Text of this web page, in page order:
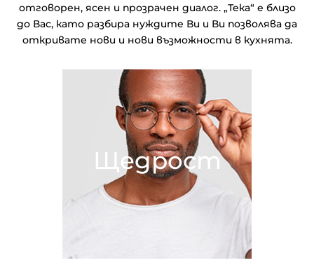
отговорен, ясен и прозрачен диалог. „Тека“ е близо
до Вас, като разбира нуждите Ви и Ви позволява да
откривате нови и нови възможности в кухнята.
Щедрост